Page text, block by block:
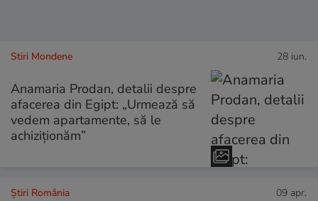
Stiri Mondene 28 iun.
Anamaria Prodan, detalii despre
afacerea din Egipt: „Urmează să
vedem apartamente, să le
achiziționăm”
Știri România 09 apr.